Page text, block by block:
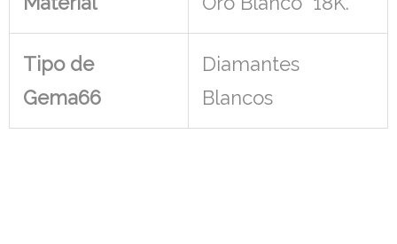
Tipo de
Gema66
Diamantes
Blancos